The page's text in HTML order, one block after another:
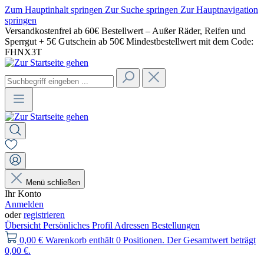
Zum Hauptinhalt springen Zur Suche springen Zur Hauptnavigation
springen
Versandkostenfrei ab 60€ Bestellwert – Außer Räder, Reifen und
Sperrgut + 5€ Gutschein ab 50€ Mindestbestellwert mit dem Code:
FHNX3T
Menü schließen
Ihr Konto
Anmelden
oderregistrieren
Übersicht Persönliches Profil Adressen Bestellungen
0,00 € Warenkorb enthält 0 Positionen. Der Gesamtwert beträgt
0,00 €.